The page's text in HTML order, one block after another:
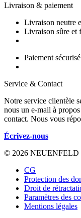
Livraison & paiement
Livraison neutre
Livraison sûre et
Paiement
Service & Contact
Notre service clientèle
nous un e-mail à
contact. Nous vous
Écrivez-nous
© 2026 NEUENFELD
CG
Protection des
Droit de
Paramètres des
Mentions légales